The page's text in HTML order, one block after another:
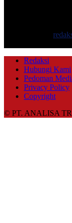
Redaksi
Hubungi Kami
Pedoman
Privacy Policy
Copyright
© PT. ANALISA